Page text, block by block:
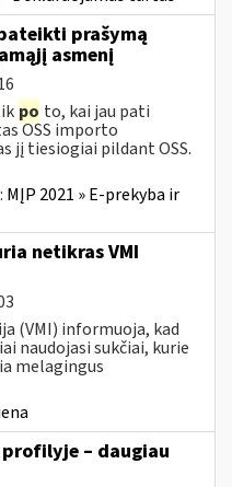
prašymą
asmenį
po to, kai jau pati
OSS importo
jį tiesiogiai pildant OSS.
MĮP 2021 » E-prekyba ir
netikras VMI
(VMI) informuoja, kad
naudojasi sukčiai, kurie
melagingus
– daugiau